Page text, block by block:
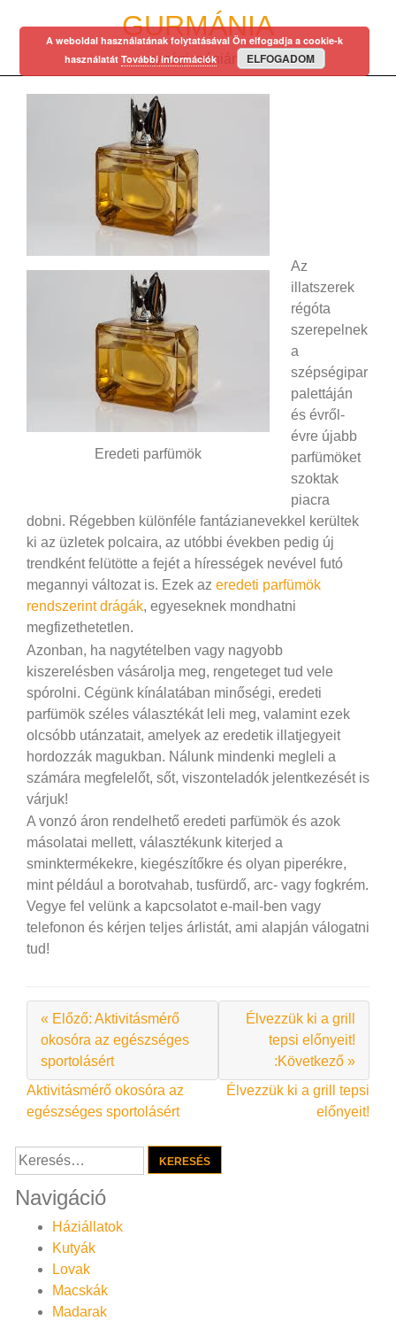
GURMÁNIA
egy régi mániám…
Eredeti parfümök
Az
illatszerek
régóta
szerepelnek
a
szépségipar
palettáján
és évről-
évre újabb
parfümöket
szoktak
piacra
dobni. Régebben különféle fantázianevekkel kerültek
ki az üzletek polcaira, az utóbbi években pedig új
trendként felütötte a fejét a hírességek nevével futó
megannyi változat is. Ezek az eredeti parfümök
rendszerint drágák, egyeseknek mondhatni
megfizethetetlen.
Azonban, ha nagytételben vagy nagyobb
kiszerelésben vásárolja meg, rengeteget tud vele
spórolni. Cégünk kínálatában minőségi, eredeti
parfümök széles választékát leli meg, valamint ezek
olcsóbb utánzatait, amelyek az eredetik illatjegyeit
hordozzák magukban. Nálunk mindenki megleli a
számára megfelelőt, sőt, viszonteladók jelentkezését is
várjuk!
A vonzó áron rendelhető eredeti parfümök és azok
másolatai mellett, választékunk kiterjed a
sminktermékekre, kiegészítőkre és olyan piperékre,
mint például a borotvahab, tusfürdő, arc- vagy fogkrém.
Vegye fel velünk a kapcsolatot e-mail-ben vagy
telefonon és kérjen teljes árlistát, ami alapján válogatni
tud!
« Előző: Aktivitásmérő
okosóra az egészséges
sportolásért
Élvezzük ki a grill
tepsi előnyeit!
:Következő »
Bejegyzés
navigáció
Aktivitásmérő okosóra az
egészséges sportolásért
Élvezzük ki a grill tepsi
előnyeit!
Keresés:
Navigáció
Háziállatok
Kutyák
Lovak
Macskák
Madarak
A weboldal használatának folytatásával Ön elfogadja a cookie-k
használatát További információk ELFOGADOM